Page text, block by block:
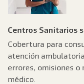
Centros Sanitarios
Cobertura para
atención
errores, omisiones
médico.